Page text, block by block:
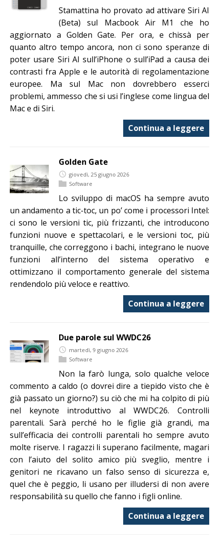
Stamattina ho provato ad attivare Siri AI
(Beta) sul Macbook Air M1 che ho
aggiornato a Golden Gate. Per ora, e chissà per
quanto altro tempo ancora, non ci sono speranze di
poter usare Siri AI sull’iPhone o sull’iPad a causa dei
contrasti fra Apple e le autorità di regolamentazione
europee. Ma sul Mac non dovrebbero esserci
problemi, ammesso che si usi l’inglese come lingua del
Mac e di Siri.
Continua a leggere
Golden Gate
giovedì, 25 giugno 2026
Software
Lo sviluppo di macOS ha sempre avuto
un andamento a tic-toc, un po’ come i processori Intel:
ci sono le versioni tic, più frizzanti, che introducono
funzioni nuove e spettacolari, e le versioni toc, più
tranquille, che correggono i bachi, integrano le nuove
funzioni all’interno del sistema operativo e
ottimizzano il comportamento generale del sistema
rendendolo più veloce e reattivo.
Continua a leggere
Due parole sul WWDC26
martedì, 9 giugno 2026
Software
Non la farò lunga, solo qualche veloce
commento a caldo (o dovrei dire a tiepido visto che è
già passato un giorno?) su ciò che mi ha colpito di più
nel keynote introduttivo al WWDC26. Controlli
parentali. Sarà perché ho le figlie già grandi, ma
sull’efficacia dei controlli parentali ho sempre avuto
molte riserve. I ragazzi li superano facilmente, magari
con l’aiuto del solito amico più sveglio, mentre i
genitori ne ricavano un falso senso di sicurezza e,
quel che è peggio, li usano per illudersi di non avere
responsabilità su quello che fanno i figli online.
Continua a leggere